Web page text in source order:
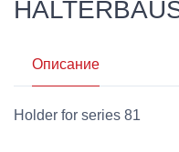
Описание
Holder for series 81